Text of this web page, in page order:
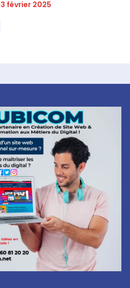
février 2025